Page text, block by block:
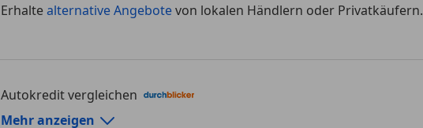
Erhaltealternative Angebotevon lokalen Händlern oder Privatkäufern.
Autokredit vergleichen
Autokredit-Rechner von durchblicker.at
Mehr anzeigen